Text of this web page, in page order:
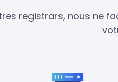
registrars, nous ne